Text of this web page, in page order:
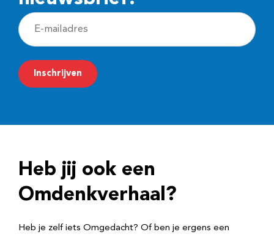
E
-
m
a
r
e
Inschrijven
Heb jij ook een
Omdenkverhaal?
Heb je zelf iets Omgedacht? Of ben je ergens een